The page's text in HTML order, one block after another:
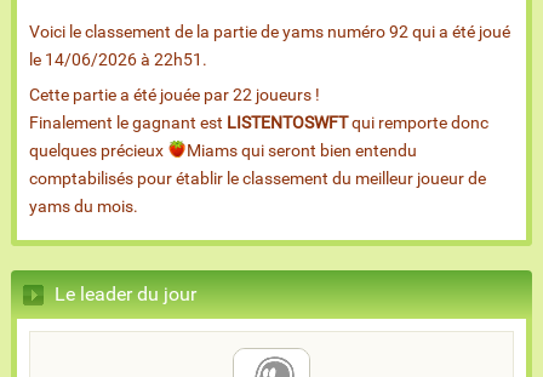
Voici le classement de la partie de yams numéro 92 qui a été joué
le 14/06/2026 à 22h51.
Cette partie a été jouée par 22 joueurs !
Finalement le gagnant est LISTENTOSWFTqui remporte donc
quelques précieux
Miams qui seront bien entendu
comptabilisés pour établir le classement du meilleur joueur de
yams du mois.
Le leader du jour